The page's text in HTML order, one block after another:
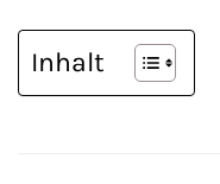
Inhalt